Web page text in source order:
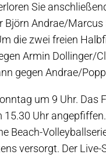
Sie
Björn Andrae/
die zwei freien
Armin Dollinger/
gegen Andrae/
um 9 Uhr. Das
Uhr
Beach-
versorgt. Der